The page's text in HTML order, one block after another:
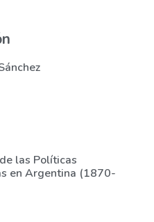
las Políticas
en Argentina (1870-